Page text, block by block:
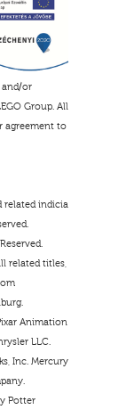
and/or
Group. All
agreement to
related indicia
related titles,
Animation
LLC.
Inc. Mercury
Potter